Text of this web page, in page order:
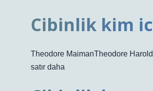
Cibinlik kim
Theodore MaimanTheodore
satır daha